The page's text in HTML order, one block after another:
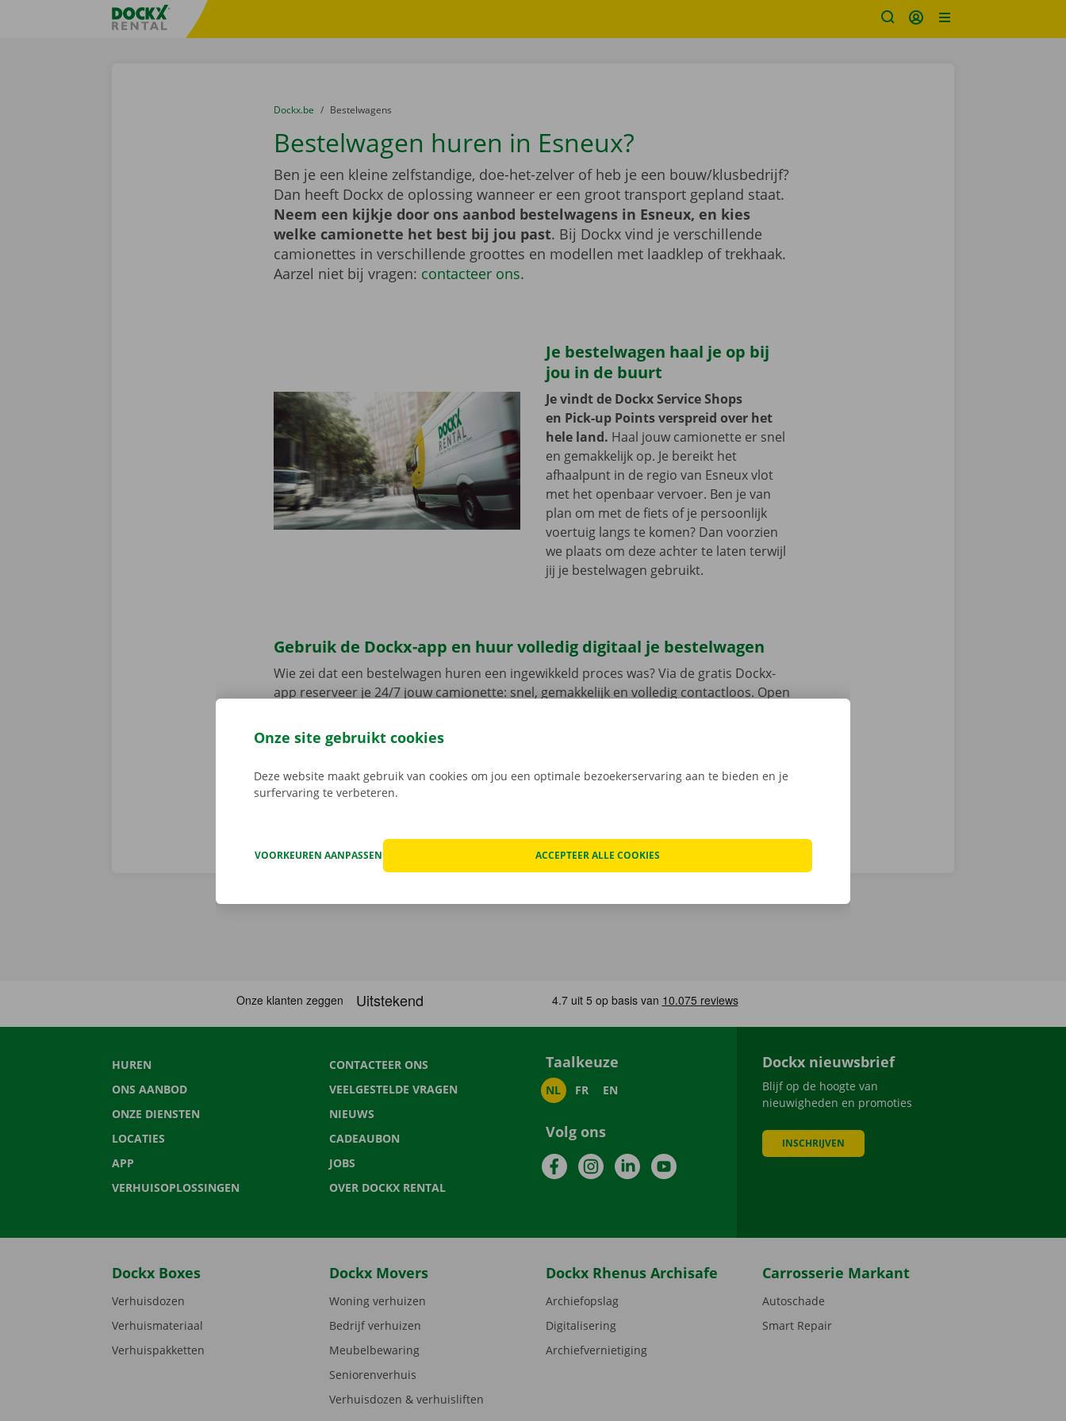
Taalselectie overslaanFratello DEMO
U bevindt zich hier:
van
Dockx.be naar
Bestelwagens
Bestelwagen huren in Esneux?
Ben je een kleine zelfstandige, doe-het-zelver of heb je een bouw/klusbedrijf?
Dan heeft Dockx de oplossing wanneer er een groot transport gepland staat.
Neem een kijkje door ons aanbod bestelwagens in Esneux, en kies
welke camionette het best bij jou past. Bij Dockx vind je verschillende
camionettes in verschillende groottes en modellen met laadklep of trekhaak.
Aarzel niet bij vragen: contacteer ons.
Je bestelwagen haal je op bij
jou in de buurt
Je vindt de Dockx Service Shops
en Pick-up Points verspreid over het
hele land. Haal jouw camionette er snel
en gemakkelijk op. Je bereikt het
afhaalpunt in de regio van Esneux vlot
met het openbaar vervoer. Ben je van
plan om met de fiets of je persoonlijk
voertuig langs te komen? Dan voorzien
we plaats om deze achter te laten terwijl
jij je bestelwagen gebruikt.
Gebruik de Dockx-app en huur volledig digitaal je bestelwagen
Wie zei dat een bestelwagen huren een ingewikkeld proces was? Via de gratis Dockx-
app reserveer je 24/7 jouw camionette: snel, gemakkelijk en volledig contactloos. Open
je deze met de digitale sleutel. Vind de app voor
HUREN
ONS AANBOD
ONZE DIENSTEN
LOCATIES
APP
VERHUISOPLOSSINGEN
CONTACTEER ONS
VEELGESTELDE VRAGEN
NIEUWS
CADEAUBON
JOBS
OVER DOCKX RENTAL
Taalkeuze
NL FR EN
Volg ons
FacebookInstagramLinkedInYouTube
Dockx nieuwsbrief
Blijf op de hoogte van
nieuwigheden en promoties
INSCHRIJVEN
Dockx Boxes
Verhuisdozen
Verhuismateriaal
Verhuispakketten
Dockx Movers
Woning verhuizen
Bedrijf verhuizen
Meubelbewaring
Seniorenverhuis
Verhuisdozen & verhuisliften
Dockx Rhenus Archisafe
Archiefopslag
Digitalisering
Archiefvernietiging
Carrosserie Markant
Autoschade
Smart Repair
Onze site gebruikt cookies
Deze website maakt gebruik van cookies om jou een optimale bezoekerservaring aan te bieden en je
surfervaring te verbeteren.
VOORKEUREN AANPASSEN ACCEPTEER ALLE COOKIES